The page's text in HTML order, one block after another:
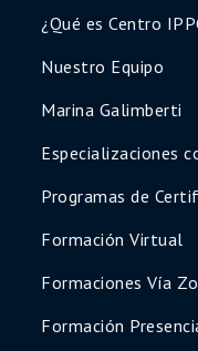
¿Qué es Centro
Nuestro Equipo
Marina Galimberti
Especializaciones
Programas de
Formación Virtual
Formaciones Vía
Formación